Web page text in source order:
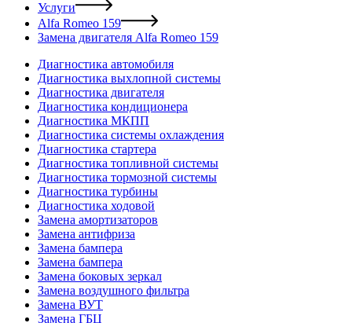
Услуги
Alfa Romeo 159
Замена двигателя Alfa Romeo 159
Диагностика автомобиля
Диагностика выхлопной системы
Диагностика двигателя
Диагностика кондиционера
Диагностика МКПП
Диагностика системы охлаждения
Диагностика стартера
Диагностика топливной системы
Диагностика тормозной системы
Диагностика турбины
Диагностика ходовой
Замена амортизаторов
Замена антифриза
Замена бампера
Замена бампера
Замена боковых зеркал
Замена воздушного фильтра
Замена ВУТ
Замена ГБЦ